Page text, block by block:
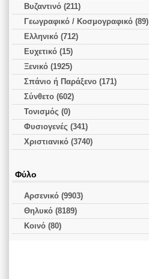
Βυζαντινό (211)
Γεωγραφικό / Κοσμογραφικό (89)
Ελληνικό (712)
Ευχετικό (15)
Ξενικό (1925)
Σπάνιο ή Παράξενο (171)
Σύνθετο (602)
Τονισμός (0)
Φυσιογενές (341)
Χριστιανικό (3740)
Φύλο
Αρσενικό (9903)
Θηλυκό (8189)
Κοινό (80)